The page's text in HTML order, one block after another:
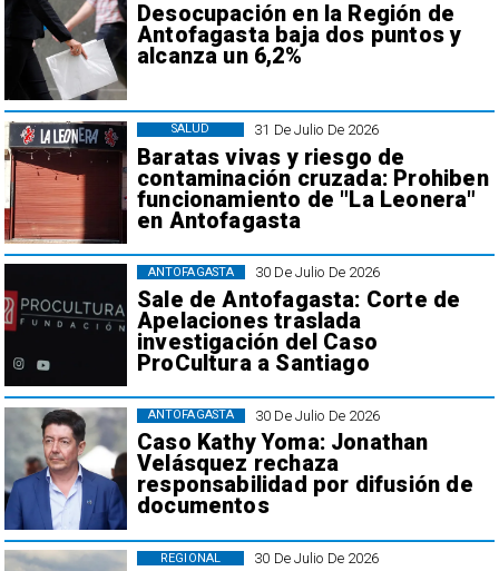
Desocupación en la Región de
Antofagasta baja dos puntos y
alcanza un 6,2%
31 De Julio De 2026
Baratas vivas y riesgo de
contaminación cruzada: Prohiben
funcionamiento de "La Leonera"
en Antofagasta
SALUD
30 De Julio De 2026
Sale de Antofagasta: Corte de
Apelaciones traslada
investigación del Caso
ProCultura a Santiago
ANTOFAGASTA
30 De Julio De 2026
Caso Kathy Yoma: Jonathan
Velásquez rechaza
responsabilidad por difusión de
documentos
ANTOFAGASTA
30 De Julio De 2026
REGIONAL